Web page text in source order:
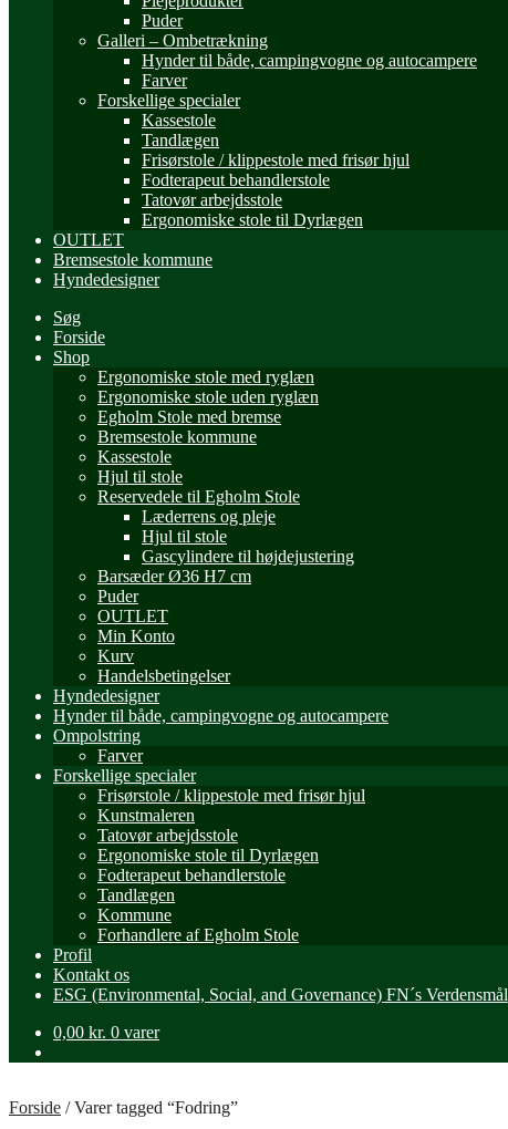
Puder
Galleri – Ombetrækning
Hynder til både, campingvogne og autocampere
Farver
Forskellige specialer
Kassestole
Tandlægen
Frisørstole / klippestole med frisør hjul
Fodterapeut behandlerstole
Tatovør arbejdsstole
Ergonomiske stole til Dyrlægen
OUTLET
Bremsestole kommune
Hyndedesigner
Søg
Forside
Shop
Ergonomiske stole med ryglæn
Ergonomiske stole uden ryglæn
Egholm Stole med bremse
Bremsestole kommune
Kassestole
Hjul til stole
Reservedele til Egholm Stole
Læderrens og pleje
Hjul til stole
Gascylindere til højdejustering
Barsæder Ø36 H7 cm
Puder
OUTLET
Min Konto
Kurv
Handelsbetingelser
Hyndedesigner
Hynder til både, campingvogne og autocampere
Ompolstring
Farver
Forskellige specialer
Frisørstole / klippestole med frisør hjul
Kunstmaleren
Tatovør arbejdsstole
Ergonomiske stole til Dyrlægen
Fodterapeut behandlerstole
Tandlægen
Kommune
Forhandlere af Egholm Stole
Profil
Kontakt os
ESG (Environmental, Social, and Governance) FN´s Verdensmål
0,00 kr. 0 varer
Forside /Varer tagged “Fodring”